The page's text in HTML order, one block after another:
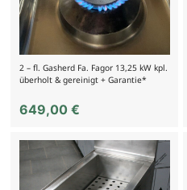
2 – fl. Gasherd Fa. Fagor 13,25 kW kpl.
überholt & gereinigt + Garantie*
649,00 €